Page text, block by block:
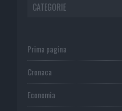
CATEGORIE
Prima pagina
Cronaca
Economia